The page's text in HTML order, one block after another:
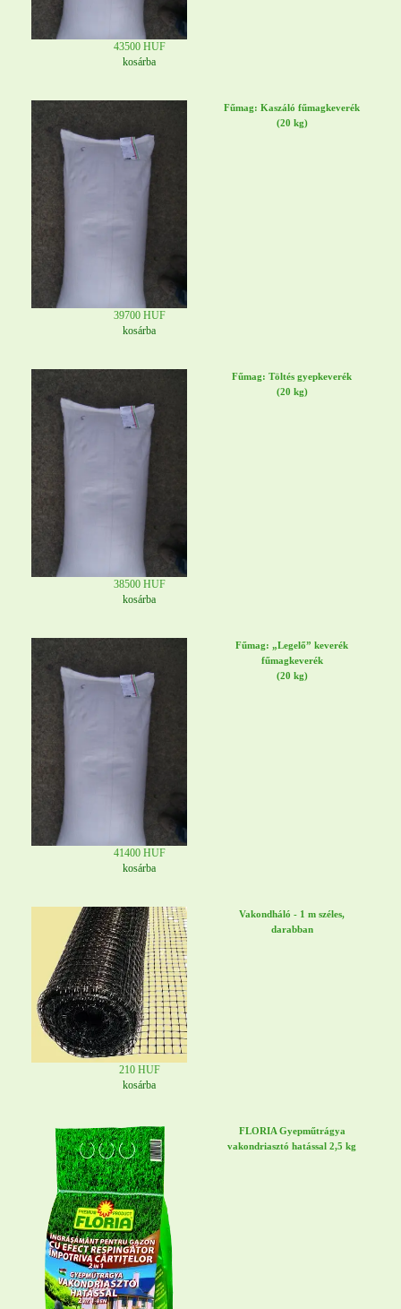
43500 HUF
kosárba
Fűmag: Kaszáló fűmagkeverék
(20 kg)
39700 HUF
kosárba
Fűmag: Töltés gyepkeverék
(20 kg)
38500 HUF
kosárba
Fűmag: „Legelő” keverék
fűmagkeverék
(20 kg)
41400 HUF
kosárba
Vakondháló - 1 m széles,
darabban
210 HUF
kosárba
FLORIA Gyepműtrágya
vakondriasztó hatással 2,5 kg